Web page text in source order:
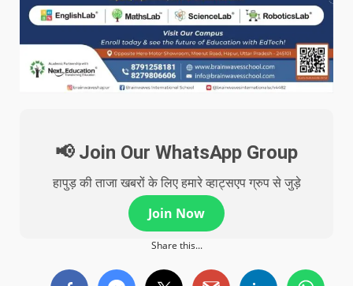
📢 Join Our WhatsApp Group
हापुड़ की ताजा खबरों के लिए हमारे व्हाट्सएप ग्रुप से जुड़े
Join Now
Share this...